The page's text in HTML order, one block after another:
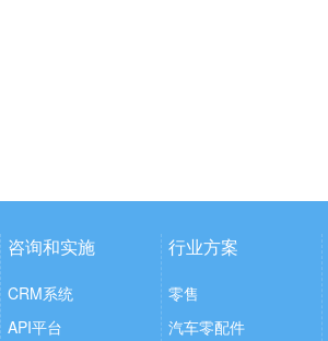
咨询和实施
CRM系统
API平台
行业方案
零售
汽车零配件